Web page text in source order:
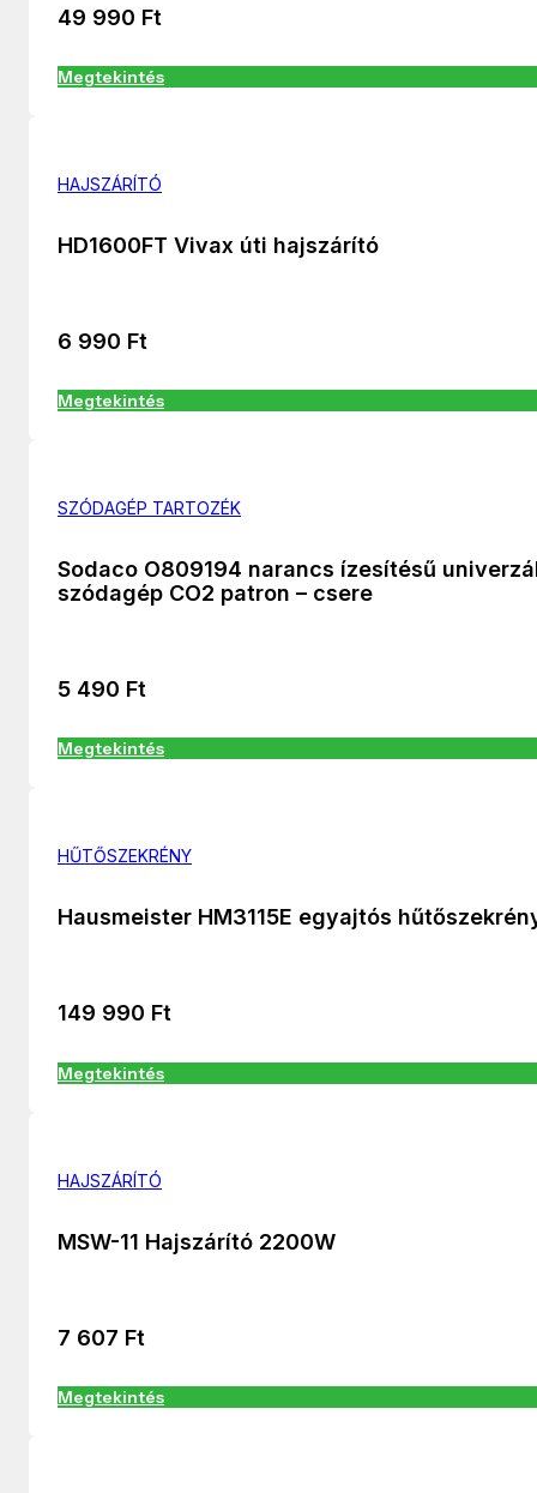
49 990 Ft
Megtekintés
HAJSZÁRÍTÓ
HD1600FT Vivax úti hajszárító
6 990 Ft
Megtekintés
SZÓDAGÉP TARTOZÉK
Sodaco O809194 narancs ízesítésű
szódagép CO2 patron – csere
5 490 Ft
Megtekintés
HŰTŐSZEKRÉNY
Hausmeister HM3115E egyajtós
149 990 Ft
Megtekintés
HAJSZÁRÍTÓ
MSW-11 Hajszárító 2200W
7 607 Ft
Megtekintés